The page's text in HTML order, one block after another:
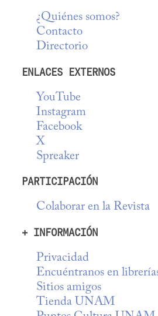
¿Quiénes somos?
Contacto
Directorio
ENLACES EXTERNOS
YouTube
Instagram
Facebook
X
Spreaker
PARTICIPACIÓN
Colaborar en la Revista
+ INFORMACIÓN
Privacidad
Encuéntranos en
Sitios amigos
Tienda UNAM